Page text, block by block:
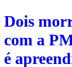
Dois
com a
é